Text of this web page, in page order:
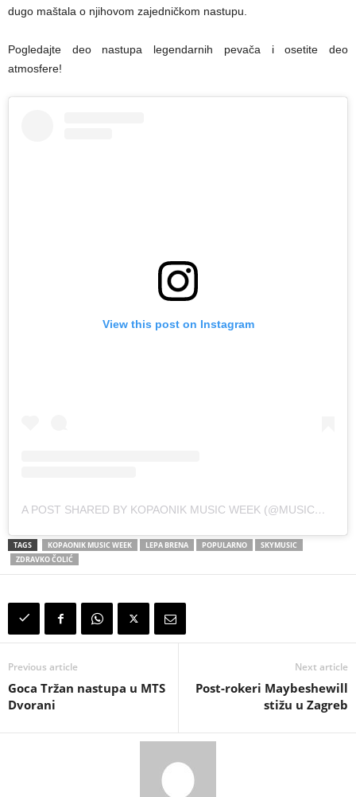
dugo maštala o njihovom zajedničkom nastupu.
Pogledajte deo nastupa legendarnih pevača i osetite deo
atmosfere!
View this post on Instagram
A POST SHARED BY KOPAONIK MUSIC WEEK (@MUSICWEEKFESTIVAL)
TAGS KOPAONIK MUSIC WEEK LEPA BRENA POPULARNO
SKYMUSIC
ZDRAVKO ČOLIĆ
Previous article
Goca Tržan nastupa u MTS
Dvorani
Next article
Post-rokeri Maybeshewill
stižu u Zagreb